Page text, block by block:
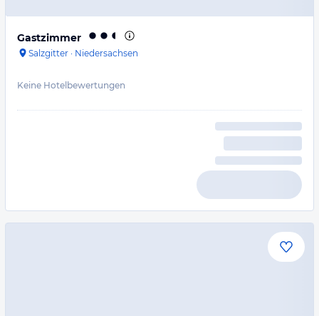
Gastzimmer
Salzgitter · Niedersachsen
Keine Hotelbewertungen